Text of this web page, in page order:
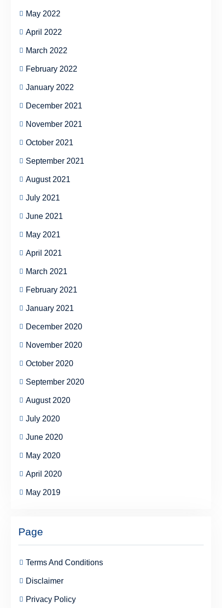
May 2022
April 2022
March 2022
February 2022
January 2022
December 2021
November 2021
October 2021
September 2021
August 2021
July 2021
June 2021
May 2021
April 2021
March 2021
February 2021
January 2021
December 2020
November 2020
October 2020
September 2020
August 2020
July 2020
June 2020
May 2020
April 2020
May 2019
Page
Terms And Conditions
Disclaimer
Privacy Policy